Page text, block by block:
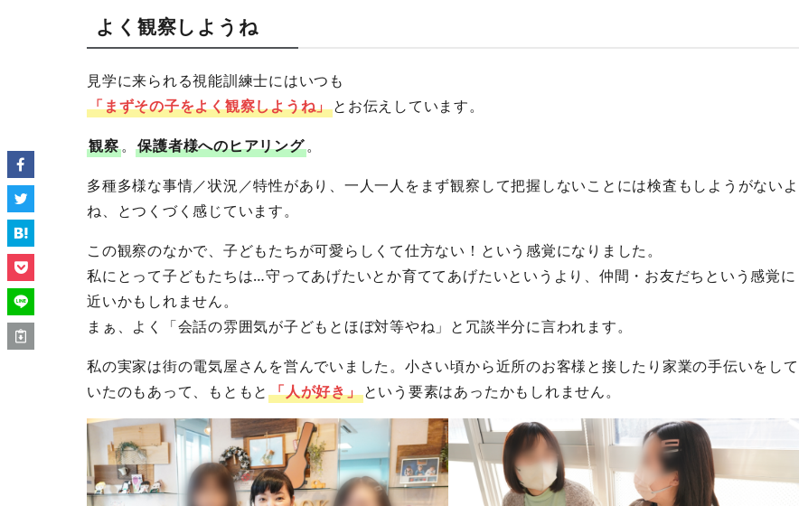
よく観察しようね
見学に来られる視能訓練士にはいつも
「まずその子をよく観察しようね」とお伝えしています。
観察。保護者様へのヒアリング。
多種多様な事情／状況／特性があり、一人一人をまず観察して把握しないことには検査もしようがないよ
ね、とつくづく感じています。
この観察のなかで、子どもたちが可愛らしくて仕方ない！という感覚になりました。
私にとって子どもたちは…守ってあげたいとか育ててあげたいというより、仲間・お友だちという感覚に
近いかもしれません。
まぁ、よく「会話の雰囲気が子どもとほぼ対等やね」と冗談半分に言われます。
私の実家は街の電気屋さんを営んでいました。小さい頃から近所のお客様と接したり家業の手伝いをして
いたのもあって、もともと「人が好き」という要素はあったかもしれません。